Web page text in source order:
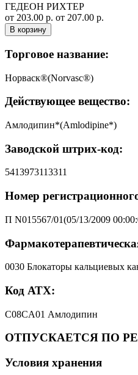
ГЕДЕОН РИХТЕР
от 203.00 р. от 207.00 р.
В корзину
Торговое название:
Норваск®(Norvasc®)
Действующее вещество:
Амлодипин*(Amlodipine*)
Заводской штрих-код:
5413973113311
Номер
П N015567/01(05/13/2009
0030 Блокаторы кальциевых
Код АТХ:
C08CA01 Амлодипин
ОТПУСКАЕТСЯ ПО
Условия хранения